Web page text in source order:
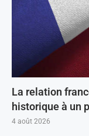
La relation
historique à un
4 août 2026